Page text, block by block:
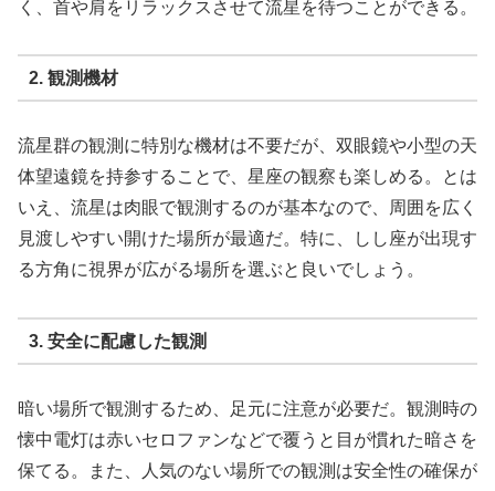
く、首や肩をリラックスさせて流星を待つことができる。
2. 観測機材
流星群の観測に特別な機材は不要だが、双眼鏡や小型の天
体望遠鏡を持参することで、星座の観察も楽しめる。とは
いえ、流星は肉眼で観測するのが基本なので、周囲を広く
見渡しやすい開けた場所が最適だ。特に、しし座が出現す
る方角に視界が広がる場所を選ぶと良いでしょう 。
3. 安全に配慮した観測
暗い場所で観測するため、足元に注意が必要だ。観測時の
懐中電灯は赤いセロファンなどで覆うと目が慣れた暗さを
保てる。また、人気のない場所での観測は安全性の確保が